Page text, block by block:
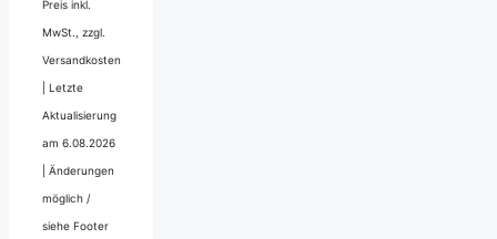
Preis inkl.
MwSt., zzgl.
Versandkosten
Letzte
Aktualisierung
am 6.08.2026
Änderungen
möglich /
siehe Footer